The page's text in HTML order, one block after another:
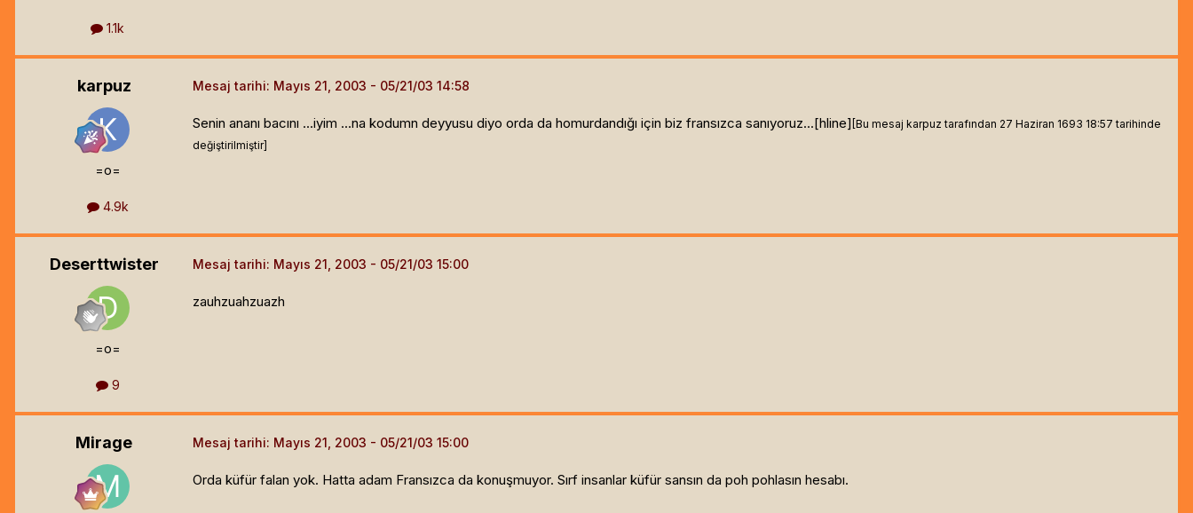
1.1k
karpuz
=o=
4.9k
Mesaj tarihi: Mayıs 21, 2003
Senin ananı bacını ...iyim ...na kodumn deyyusu diyo orda da homurdandığı için biz fransızca sanıyoruz...[hline] [Bu mesaj karpuz tarafından 27 Haziran 1693 18:57 tarihinde
değiştirilmiştir]
Deserttwister
=o=
9
Mesaj tarihi: Mayıs 21, 2003
zauhzuahzuazh
Mirage Mesaj tarihi: Mayıs 21, 2003
Orda küfür falan yok. Hatta adam Fransızca da konuşmuyor. Sırf insanlar küfür sansın da poh pohlasın hesabı.